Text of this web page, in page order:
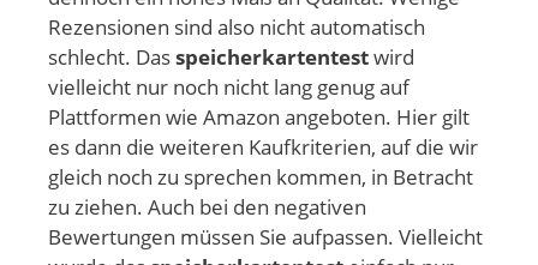
Rezensionen sind also nicht automatisch
schlecht. Dasspeicherkartentestwird
vielleicht nur noch nicht lang genug auf
Plattformen wie Amazon angeboten. Hier gilt
es dann die weiteren Kaufkriterien, auf die wir
gleich noch zu sprechen kommen, in Betracht
zu ziehen. Auch bei den negativen
Bewertungen müssen Sie aufpassen. Vielleicht